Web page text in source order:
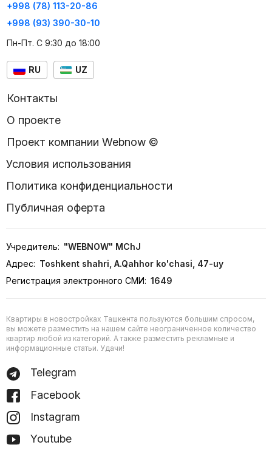
+998 (78) 113-20-86
+998 (93) 390-30-10
Пн-Пт. С 9:30 до 18:00
RU UZ
Контакты
О проекте
Проект компании Webnow ©
Условия использования
Политика конфиденциальности
Публичная оферта
Учредитель: "WEBNOW" MChJ
Адрес: Toshkent shahri, A.Qahhor ko'chasi, 47-uy
Регистрация электронного СМИ: 1649
Квартиры в новостройках Ташкента пользуются большим спросом,
вы можете разместить на нашем сайте неограниченное количество
квартир любой из категорий. А также разместить рекламные и
информационные статьи. Удачи!
Telegram
Facebook
Instagram
Youtube